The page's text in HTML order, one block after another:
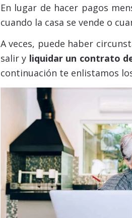
En lugar de hacer pagos
cuando la casa se vende o
A veces, puede haber
salir y liquidar un contrato
continuación te enlistamos